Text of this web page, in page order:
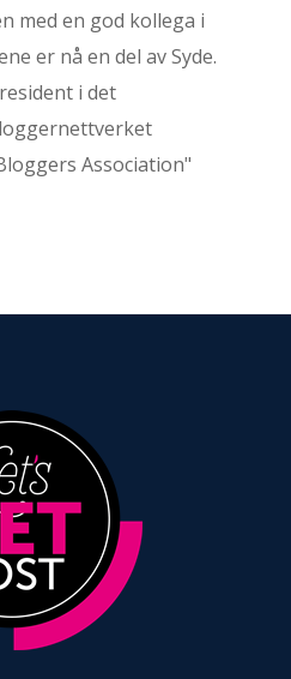
med en god kollega i
er nå en del av Syde.
i det
Association"